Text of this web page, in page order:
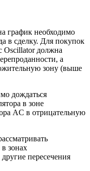
график необходимо
в сделку. Для покупок
Oscillator должна
а
зону (выше
дождаться
в зоне
AC в отрицательную
зонах
пересечения